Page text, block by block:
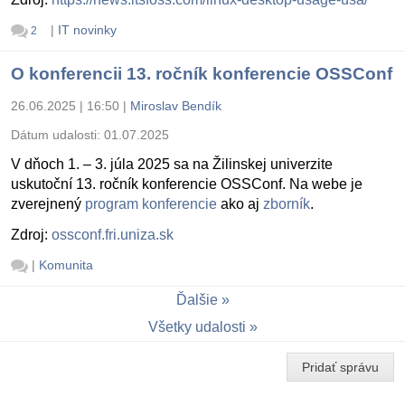
2 | IT novinky
O konferencii 13. ročník konferencie OSSConf
26.06.2025 | 16:50 | Miroslav Bendík
Dátum udalosti: 01.07.2025
V dňoch 1. – 3. júla 2025 sa na Žilinskej univerzite
uskutoční 13. ročník konferencie OSSConf. Na webe je
zverejnený program konferencie ako aj zborník.
Zdroj: ossconf.fri.uniza.sk
| Komunita
Ďalšie
Všetky udalosti
Pridať správu